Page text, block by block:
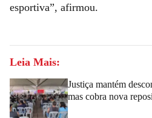
esportiva”, afirmou.
Leia Mais:
Justiça mantém
mas cobra nova